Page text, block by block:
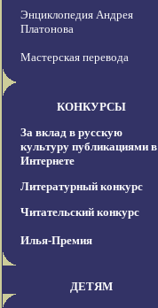
Энциклопедия Андрея
Платонова
Мастерская перевода
КОНКУРСЫ
За вклад в русскую
культуру публикациями в
Интернете
Литературный конкурс
Читательский конкурс
Илья-Премия
ДЕТЯМ